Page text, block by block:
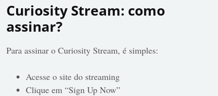
Curiosity Stream: como
assinar?
Para assinar o Curiosity Stream, é simples:
Acesse o site do streaming
Clique em “Sign Up Now”